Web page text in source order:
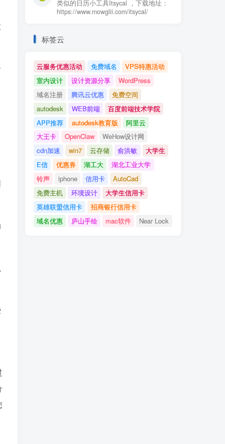
类似的日历小工具Itsycal ，下载地址：
https://www.mowglii.com/itsycal/
标签云
云服务优惠活动 免费域名
VPS特惠活动
室内设计
设计资源分享
WordPress
域名注册
腾讯云优惠
免费空间
autodesk
WEB前端
百度前端技术学院
APP推荐
autodesk教育版
阿里云
大王卡
OpenClaw
WeHow设计网
cdn加速
win7 云存储 俞洪敏
大学生
E信
优惠券 湖工大
湖北工业大学
铃声
iphone 信用卡
AutoCad
免费主机
环境设计
大学生信用卡
英雄联盟信用卡
招商银行信用卡
域名优惠
庐山手绘 mac软件 Near Lock